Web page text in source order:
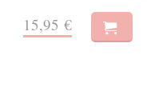
15,95 €